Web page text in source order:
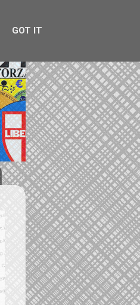
GOT IT